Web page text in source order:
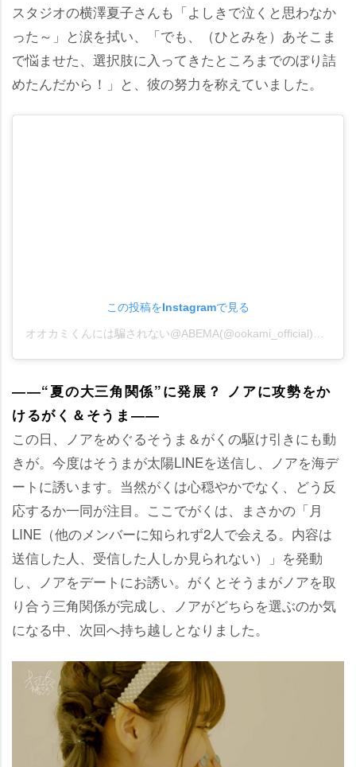
スタジオの横澤夏子さんも「よしきで泣くと思わなか
った～」と涙を拭い、「でも、（ひとみを）あそこま
で悩ませた、選択肢に入ってきたところまでのぼり詰
めたんだから！」と、彼の努力を称えていました。
この投稿をInstagramで見る
――“夏の大三角関係”に発展？ ノアに攻勢をか
けるがく＆そうま――
この日、ノアをめぐるそうま＆がくの駆け引きにも動
きが。今度はそうまが太陽LINEを送信し、ノアを海デ
ートに誘います。当然がくは心穏やかでなく、どう反
応するか一同が注目。ここでがくは、まさかの「月
LINE（他のメンバーに知られず2人で会える。内容は
送信した人、受信した人しか見られない）」を発動
し、ノアをデートにお誘い。がくとそうまがノアを取
り合う三角関係が完成し、ノアがどちらを選ぶのか気
になる中、次回へ持ち越しとなりました。